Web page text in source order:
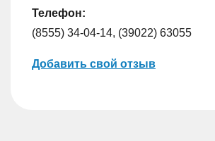
Телефон:
(8555) 34-04-14, (39022) 63055
Добавить свой отзыв